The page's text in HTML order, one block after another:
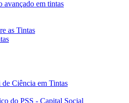
avançado em tintas
as Tintas
Ciência em Tintas
do PSS - Capital Social